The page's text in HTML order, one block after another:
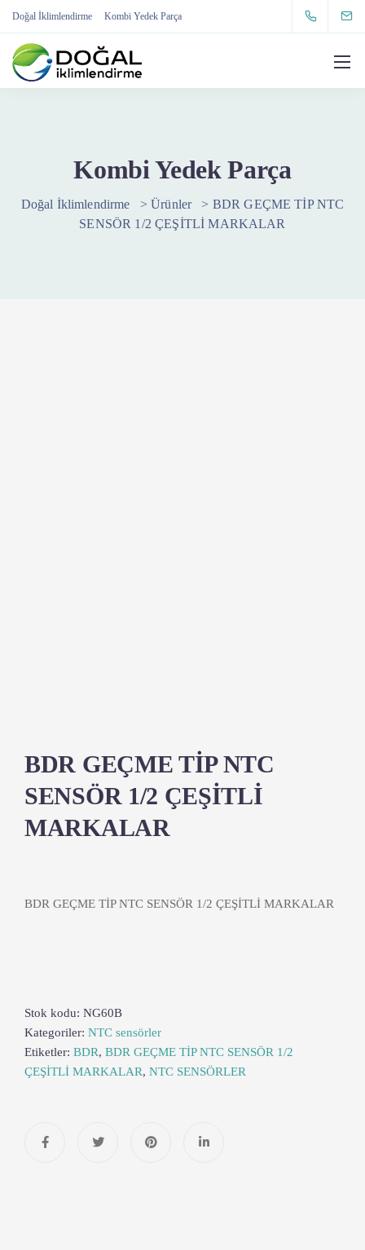
Doğal İklimlendirme Kombi Yedek Parça
Kombi Yedek Parça
Doğal İklimlendirme >Ürünler > BDR GEÇME TİP NTC
SENSÖR 1/2 ÇEŞİTLİ MARKALAR
BDR GEÇME TİP NTC
SENSÖR 1/2 ÇEŞİTLİ
MARKALAR
BDR GEÇME TİP NTC SENSÖR 1/2 ÇEŞİTLİ MARKALAR
Stok kodu: NG60B
Kategoriler: NTC sensörler
Etiketler: BDR, BDR GEÇME TİP NTC SENSÖR 1/2
ÇEŞİTLİ MARKALAR, NTC SENSÖRLER